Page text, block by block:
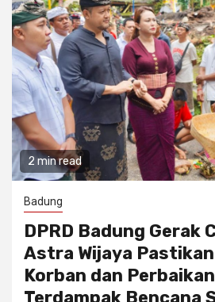
2 min read
Badung
DPRD Badung Gerak
Astra Wijaya
Korban dan
Terdampak Bencana